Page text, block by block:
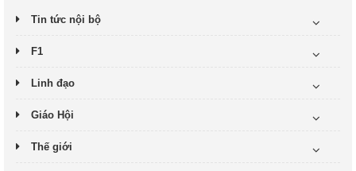
Tin tức nội bộ
F1
Linh đạo
Giáo Hội
Thế giới